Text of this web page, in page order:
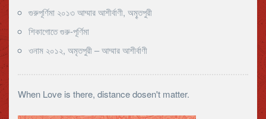
গুরুপূর্ণিমা ২০১৩ আম্মার আশীর্বাণী, অমৄতপুরী
শিকাগোতে গুরু-পূর্ণিমা
ওনাম ২০১২, অমৃতপুরী – আম্মার আশীর্বাণী
When Love is there, distance dosen't matter.